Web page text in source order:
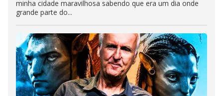
minha cidade maravilhosa sabendo que era um dia onde
grande parte do...